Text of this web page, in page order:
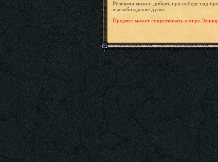
Реликвии можно добыть при победе над
высвобождение души.
Предмет может существовать в мире